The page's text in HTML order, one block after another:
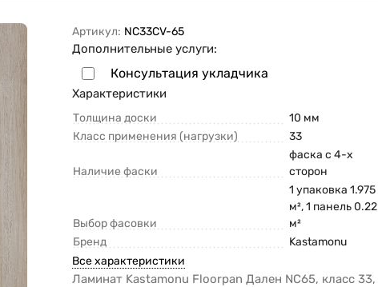
Артикул: NC33CV-65
Дополнительные услуги:
Консультация укладчика
Характеристики
Толщина доски
10 мм
Класс применения (нагрузки)
33
Наличие фаски
фаска с 4-х
сторон
Выбор фасовки
1 упаковка 1.975
м², 1 панель 0.22
м²
Бренд
Kastamonu
Все характеристики
Ламинат Kastamonu Floorpan Дален NC65, класс 33,